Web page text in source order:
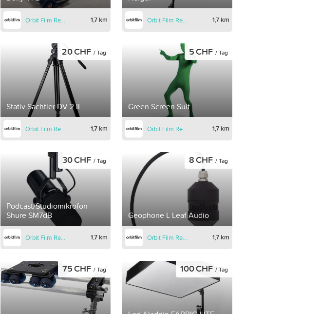
Orbit Film Rental 1,7 km Orbit Film Rental 1,7 km
Stativ Sachtler DV 2 II
20 CHF / Tag
Orbit Film Rental 1,7 km
Green Screen Suit
5 CHF / Tag
Orbit Film Rental 1,7 km
Podcast/Studiomikrofon
Shure SM7dB
30 CHF / Tag
Orbit Film Rental 1,7 km
Geophone L Leaf Audio
8 CHF / Tag
Orbit Film Rental 1,7 km
75 CHF / Tag 100 CHF / Tag